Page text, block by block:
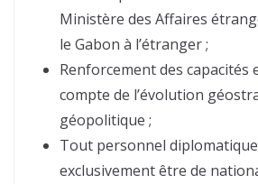
Ministère des Affaires
le Gabon à l’étranger ;
Renforcement des capacités
compte de l’évolution
géopolitique ;
Tout personnel
exclusivement être de